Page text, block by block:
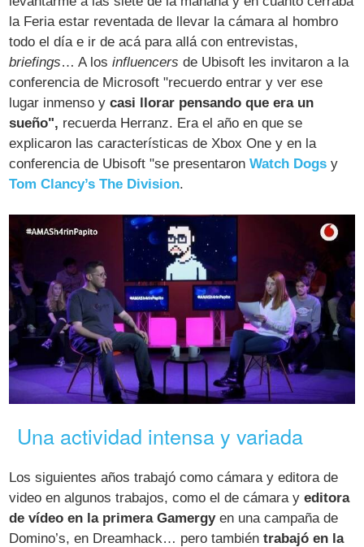
la Feria estar reventada de llevar la cámara al hombro
todo el día e ir de acá para allá con entrevistas,
briefings… A losinfluencers de Ubisoft les invitaron a la
conferencia de Microsoft "recuerdo entrar y ver ese
lugar inmenso ycasi llorar pensando que era un
sueño", recuerda Herranz. Era el año en que se
explicaron las características de Xbox One y en la
conferencia de Ubisoft "se presentaronWatch Dogs y
Tom Clancy’s The Division.
Una actividad intensa y variada
Los siguientes años trabajó como cámara y editora de
video en algunos trabajos, como el de cámara yeditora
de vídeo en la primera Gamergyen una campaña de
Domino’s, en Dreamhack… pero tambiéntrabajó en la